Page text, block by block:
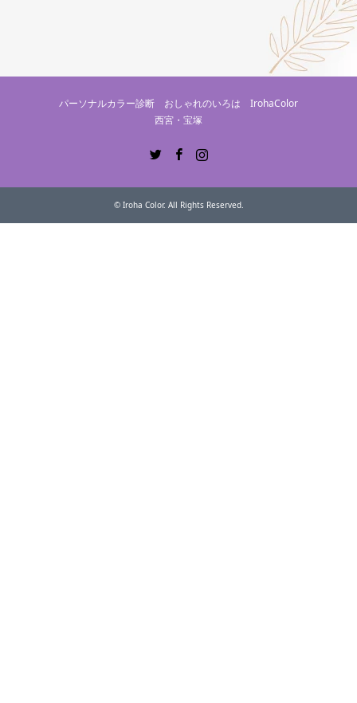
パーソナルカラー診断 おしゃれのいろは IrohaColor
西宮・宝塚
© Iroha Color. All Rights Reserved.